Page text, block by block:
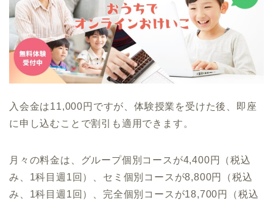
入会金は11,000円ですが、体験授業を受けた後、即座
に申し込むことで割引も適用できます。
月々の料金は、グループ個別コースが4,400円（税込
み、1科目週1回）、セミ個別コースが8,800円（税込
み、1科目週1回）、完全個別コースが18,700円（税込